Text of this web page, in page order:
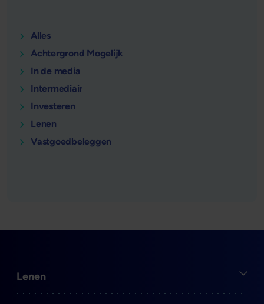
Alles
Achtergrond Mogelijk
In de media
Intermediair
Investeren
Lenen
Vastgoedbeleggen
Open
Lenen